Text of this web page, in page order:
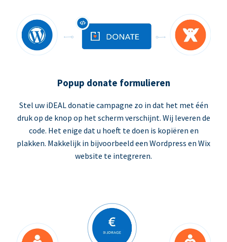
Popup donate formulieren
Stel uw iDEAL donatie campagne zo in dat het met één
druk op de knop op het scherm verschijnt. Wij leveren de
code. Het enige dat u hoeft te doen is kopiëren en
plakken. Makkelijk in bijvoorbeeld een Wordpress en Wix
website te integreren.